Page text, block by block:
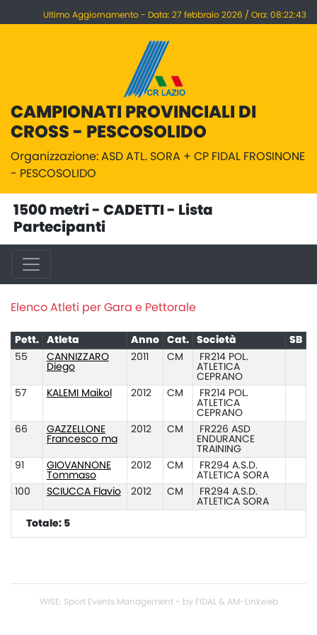
Ultimo Aggiornamento - Data: 27 febbraio 2026 / Ora: 08:22:43
CAMPIONATI PROVINCIALI DI
CROSS - PESCOSOLIDO
Organizzazione: ASD ATL. SORA + CP FIDAL FROSINONE
- PESCOSOLIDO
1500 metri - CADETTI - Lista
Partecipanti
Elenco Atleti per Gara e Pettorale
Pett. Atleta Anno Cat. Società
SB
55
CANNIZZARO
Diego
2011 CM
FR214 POL.
ATLETICA
CEPRANO
57
KALEMI Maikol 2012 CM
FR214 POL.
ATLETICA
CEPRANO
66
GAZZELLONE
Francesco ma
2012 CM
FR226 ASD
ENDURANCE
TRAINING
91
GIOVANNONE
Tommaso
2012 CM
FR294 A.S.D.
ATLETICA SORA
100
SCIUCCA Flavio 2012 CM
FR294 A.S.D.
ATLETICA SORA
Totale: 5
WISE: Sport Events Management - by FIDAL & AM-Linkweb